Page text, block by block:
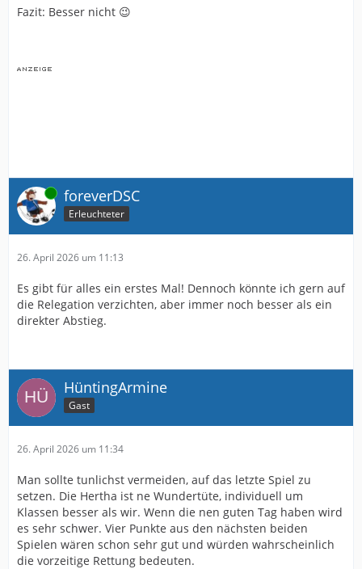
Fazit: Besser nicht 😉
Online foreverDSC
Erleuchteter
26. April 2026 um 11:13
Es gibt für alles ein erstes Mal! Dennoch könnte ich gern auf
die Relegation verzichten, aber immer noch besser als ein
direkter Abstieg.
HüntingArmine
Gast
26. April 2026 um 11:34
Man sollte tunlichst vermeiden, auf das letzte Spiel zu
setzen. Die Hertha ist ne Wundertüte, individuell um
Klassen besser als wir. Wenn die nen guten Tag haben wird
es sehr schwer. Vier Punkte aus den nächsten beiden
Spielen wären schon sehr gut und würden wahrscheinlich
die vorzeitige Rettung bedeuten.